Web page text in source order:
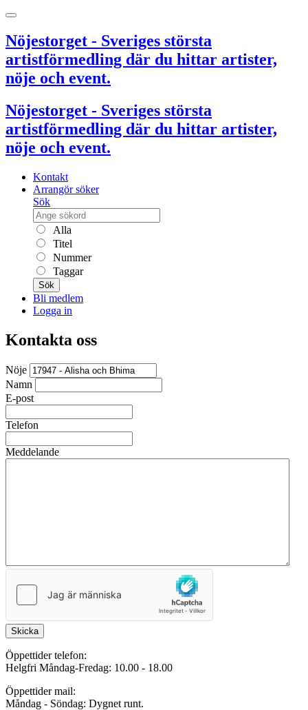
Nöjestorget - Sveriges största
artistförmedling där du hittar artister,
nöje och event.
Nöjestorget - Sveriges största
artistförmedling där du hittar artister,
nöje och event.
Kontakt
Arrangör söker
Sök
Alla
Titel
Nummer
Taggar
Sök
Bli medlem
Logga in
Kontakta oss
Nöje
Namn
E-post
Telefon
Meddelande
Skicka
Öppettider telefon:
Helgfri Måndag-Fredag: 10.00 - 18.00
Öppettider mail:
Måndag - Söndag: Dygnet runt.